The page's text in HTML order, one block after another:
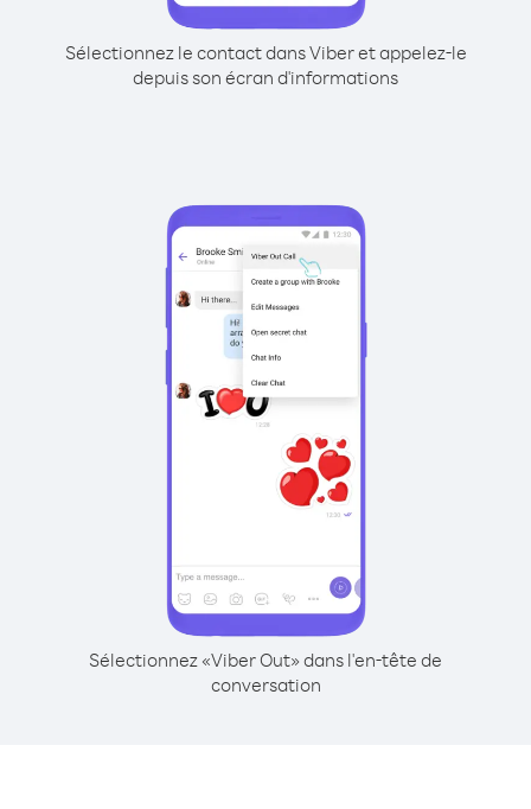
Sélectionnez le contact dans Viber et appelez-le
depuis son écran d'informations
Sélectionnez «Viber Out» dans l'en-tête de
conversation